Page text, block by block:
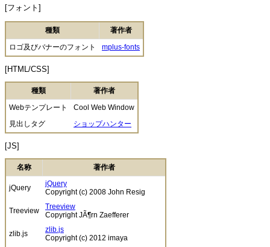
[フォント]
種類
著作者
ロゴ及びバナーのフォント
mplus-fonts
[HTML/CSS]
種類
著作者
Webテンプレート
Cool Web Window
見出しタグ
ショップハンター
[JS]
名称 著作者
jQuery
jQuery
Copyright (c) 2008 John Resig
Treeview
Treeview
Copyright JÃ¶rn Zaefferer
zlib.js
zlib.js
Copyright (c) 2012 imaya